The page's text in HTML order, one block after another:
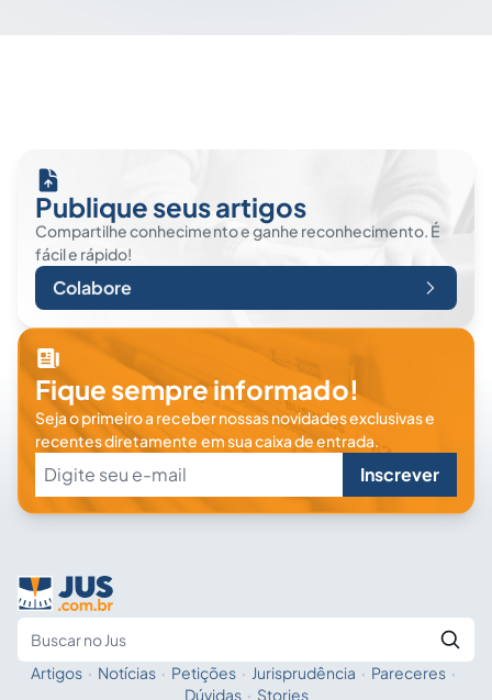
Publique seus artigos
Compartilhe conhecimento e ganhe reconhecimento. É
fácil e rápido!
Colabore
Fique sempre informado!
Seja o primeiro a receber nossas novidades exclusivas e
recentes diretamente em sua caixa de entrada.
Inscrever
Fale com a IA
Artigos · Notícias · Petições · Jurisprudência · Pareceres ·
Dúvidas · Stories